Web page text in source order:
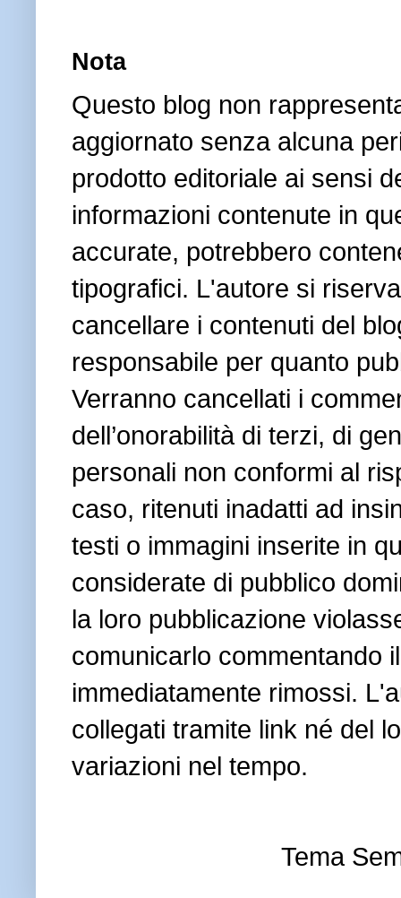
Nota
Questo blog non
aggiornato senza alcuna
prodotto editoriale ai sensi
informazioni contenute in
accurate, potrebbero
tipografici. L'autore si
cancellare i contenuti del
responsabile per quanto
Verranno cancellati i
dell’onorabilità di terzi, di
personali non conformi al
caso, ritenuti inadatti ad
testi o immagini inserite in
considerate di pubblico
la loro pubblicazione
comunicarlo commentando
immediatamente rimossi.
collegati tramite link né del
variazioni nel tempo.
Tema